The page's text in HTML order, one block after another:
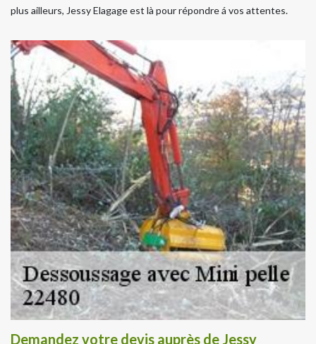
plus ailleurs, Jessy Elagage est là pour répondre á vos attentes.
Demandez votre devis auprès de Jessy